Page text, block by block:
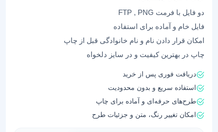
دو فایل با فرمت FTP , PNG
فایل خام و آماده برای استفاده
امکان قرار دادن نام و نام خانوادگی قبل از چاپ
چاپ در بهترین کیفیت و در سایز دلخواه
دریافت فوری پس از خرید
استفاده سریع و بدون محدودیت
طرح‌های حرفه‌ای و آماده برای چاپ
امکان تغییر رنگ، متن و جزئیات طرح